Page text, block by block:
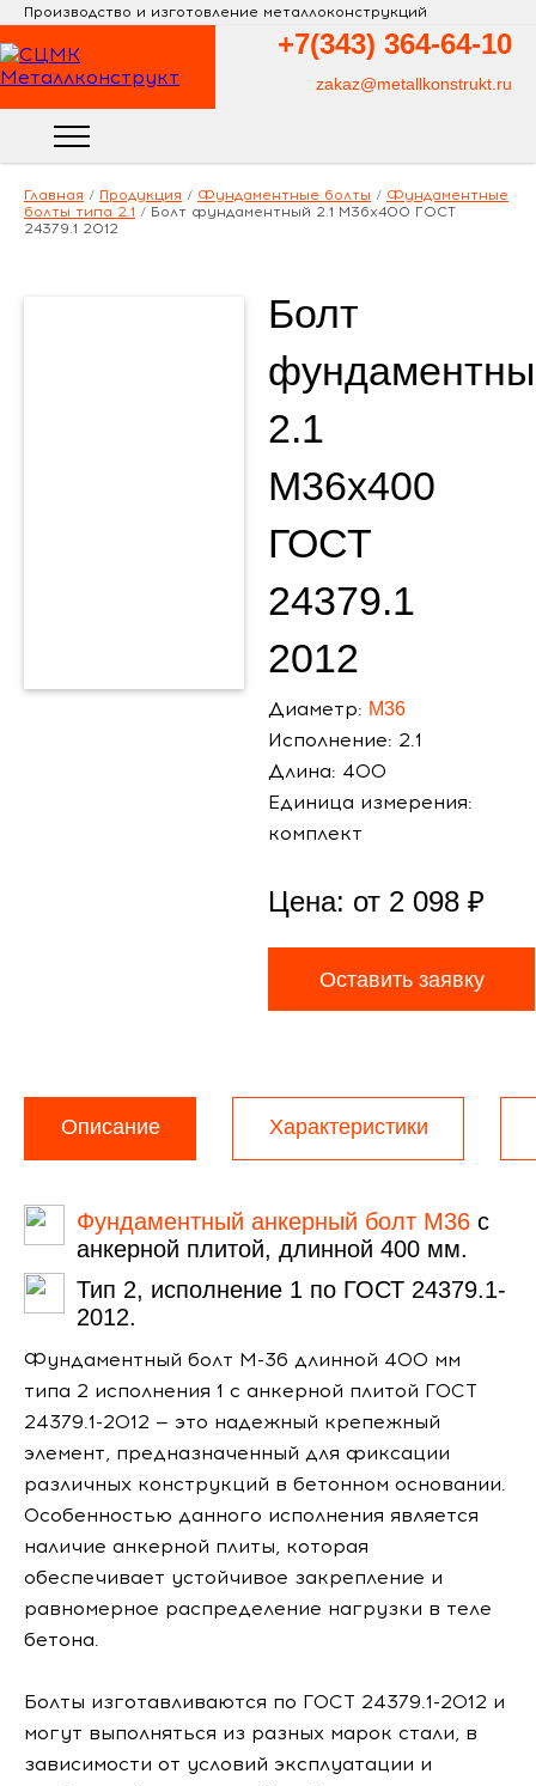
Производство и изготовление металлоконструкций
+7(343) 364-64-10
zakaz@metallkonstrukt.ru
Главная / Продукция / Фундаментные болты / Фундаментные
болты типа 2.1 / Болт фундаментный 2.1 М36х400 ГОСТ
24379.1 2012
Болт
2.1
М36х400
ГОСТ
24379.1
2012
Диаметр: М36
Исполнение: 2.1
Длина: 400
Единица измерения:
комплект
Цена: от 2 098 ₽
Оставить заявку
Описание Характеристики
Фундаментный анкерный болт М36 с
анкерной плитой, длинной 400 мм.
Тип 2, исполнение 1 по ГОСТ 24379.1-
2012.
Фундаментный болт М-36 длинной 400 мм
типа 2 исполнения 1 с анкерной плитой ГОСТ
24379.1-2012 — это надежный крепежный
элемент, предназначенный для фиксации
различных конструкций в бетонном основании.
Особенностью данного исполнения является
наличие анкерной плиты, которая
обеспечивает устойчивое закрепление и
равномерное распределение нагрузки в теле
бетона.
Болты изготавливаются по ГОСТ 24379.1-2012 и
могут выполняться из разных марок стали, в
зависимости от условий эксплуатации и